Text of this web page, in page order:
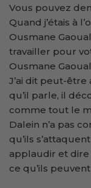
Vous pouvez
Quand j’étais à
Ousmane
travailler pour
Ousmane
J’ai dit peut-
qu’il parle, il
comme tout le
Dalein n’a pas
qu’ils
applaudir et dire
ce qu’ils